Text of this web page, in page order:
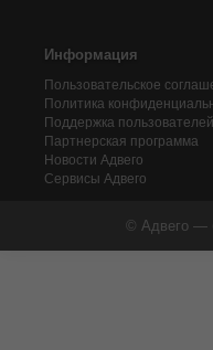
Информация
Пользовательское
Политика
Поддержка пользователей
Партнерская программа
Новости Адвего
Сервисы Адвего
© Адвего —